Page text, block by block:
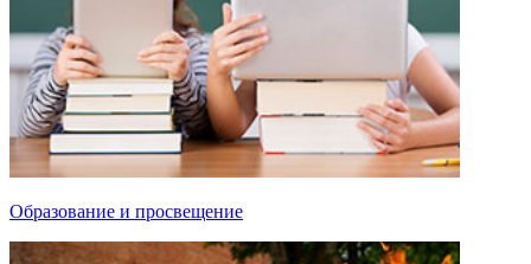
Образование и просвещение